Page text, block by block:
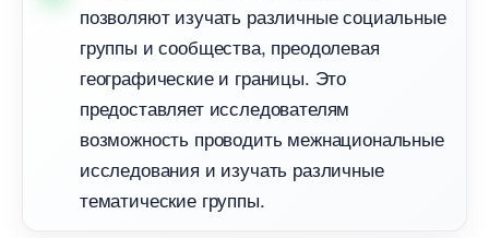
позволяют изучать различные социальные
руппы и сообщества, преодолевая
еографические и границы.​ Это
предоставляет исследователям
озможность проводить межнациональные
исследования и изучать различные
тематические группы.​